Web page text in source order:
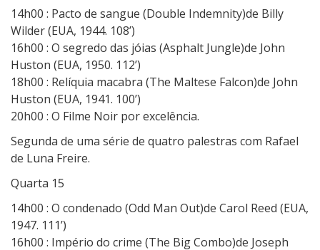
14h00 : Pacto de sangue (Double Indemnity)de Billy
Wilder (EUA, 1944. 108’)
16h00 : O segredo das jóias (Asphalt Jungle)de John
Huston (EUA, 1950. 112’)
18h00 : Relíquia macabra (The Maltese Falcon)de John
Huston (EUA, 1941. 100’)
20h00 : O Filme Noir por excelência.
Segunda de uma série de quatro palestras com Rafael
de Luna Freire.
Quarta 15
14h00 : O condenado (Odd Man Out)de Carol Reed (EUA,
1947. 111’)
16h00 : Império do crime (The Big Combo)de Joseph